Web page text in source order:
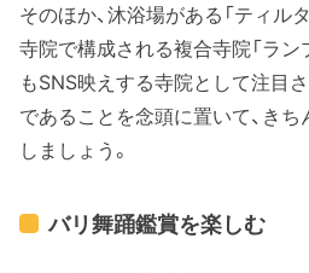
そのほか、沐浴場がある「ティル
寺院で構成される複合寺院「ラン
もSNS映えする寺院として注目
であることを念頭に置いて、き
しましょう。
バリ舞踊鑑賞を楽しむ